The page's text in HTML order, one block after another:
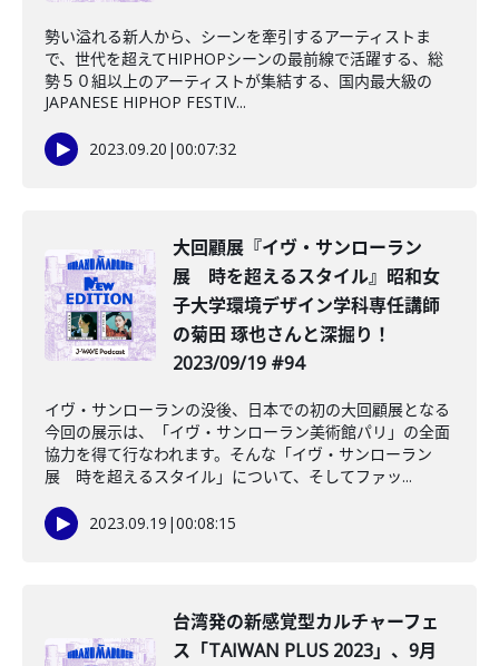
勢い溢れる新人から、シーンを牽引するアーティストま
で、世代を超えてHIPHOPシーンの最前線で活躍する、総
勢５０組以上のアーティストが集結する、国内最大級の
JAPANESE HIPHOP FESTIV...
2023.09.20 |00:07:32
大回顧展『イヴ・サンローラン
展 時を超えるスタイル』昭和女
子大学環境デザイン学科専任講師
の菊田 琢也さんと深掘り！
2023/09/19 #94
イヴ・サンローランの没後、日本での初の大回顧展となる
今回の展示は、「イヴ・サンローラン美術館パリ」の全面
協力を得て行なわれます。そんな「イヴ・サンローラン
展 時を超えるスタイル」について、そしてファッ...
2023.09.19 |00:08:15
台湾発の新感覚型カルチャーフェ
ス「TAIWAN PLUS 2023」、9月